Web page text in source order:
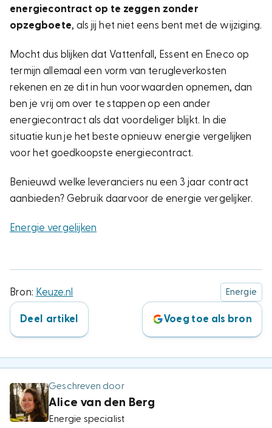
energiecontract op te zeggen zonder
opzegboete, als jij het niet eens bent met de wijziging.
Mocht dus blijken dat Vattenfall, Essent en Eneco op
termijn allemaal een vorm van terugleverkosten
rekenen en ze dit in hun voorwaarden opnemen, dan
ben je vrij om over te stappen op een ander
energiecontract als dat voordeliger blijkt. In die
situatie kun je het beste opnieuw energie vergelijken
voor het goedkoopste energiecontract.
Benieuwd welke leveranciers nu een 3 jaar contract
aanbieden? Gebruik daarvoor de energie vergelijker.
Energie vergelijken
Bron: Keuze.nl Energie
Deel artikel Voeg toe als bron
Geschreven door
Alice van den Berg
Energie specialist